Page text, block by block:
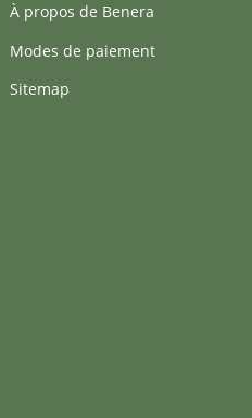
À propos de Benera
Modes de paiement
Sitemap